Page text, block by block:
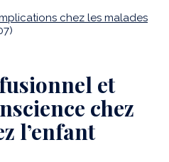
chez les malades
et
chez
l’enfant